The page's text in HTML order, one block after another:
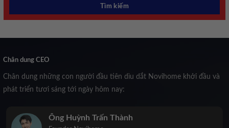
Chân dung CEO
Chân dung những con người đầu tiên dìu dắt Novihome khởi đầu và
phát triển tươi sáng tới ngày hôm nay:
Trịnh Kiều Anh